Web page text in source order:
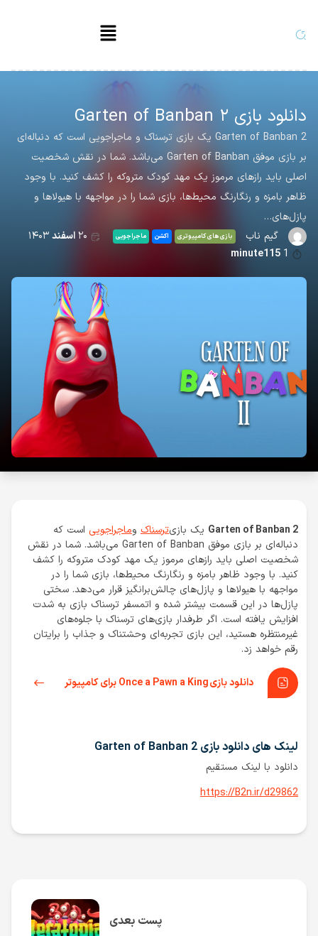
دانلود بازی Garten of Banban ۲
Garten of Banban 2 یک بازی ترسناک و ماجراجویی است که دنباله‌ای
بر بازی موفق Garten of Banban می‌باشد. شما در نقش شخصیت
اصلی باید رازهای مرموز یک مهد کودک متروکه را کشف کنید. با وجود
ظاهر بامزه و رنگارنگ محیط‌ها، بازی شما را در مواجهه با هیولاها و
پازل‌های…
گیم ناب
بازی های کامپیوتری اکشن ماجراجویی ۲۰اسفند۱۴۰۳
1
minute115
Garten of Banban 2 یک بازیترسناک وماجراجویی است که
دنباله‌ای بر بازی موفق Garten of Banban می‌باشد. شما در نقش
شخصیت اصلی باید رازهای مرموز یک مهد کودک متروکه را کشف
کنید. با وجود ظاهر بامزه و رنگارنگ محیط‌ها، بازی شما را در
مواجهه با هیولاها و پازل‌های چالش‌برانگیز قرار می‌دهد. سختی
پازل‌ها در این قسمت بیشتر شده و اتمسفر ترسناک بازی به شدت
افزایش یافته است. اگر طرفدار بازی‌های ترسناک با جلوه‌های
غیرمنتظره هستید، این بازی تجربه‌ای وحشتناک و جذاب را برایتان
رقم خواهد زد.
دانلود بازی Once a Pawn a King برای کامپیوتر
لینک های دانلود بازی Garten of Banban 2
دانلود با لینک مستقیم
https://B2n.ir/d29862
پست بعدی